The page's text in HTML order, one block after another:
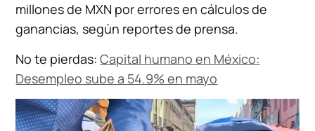
millones de MXN por errores en cálculos de
ganancias, según reportes de prensa.
No te pierdas:Capital humano en México:
Desempleo sube a 54.9% en mayo